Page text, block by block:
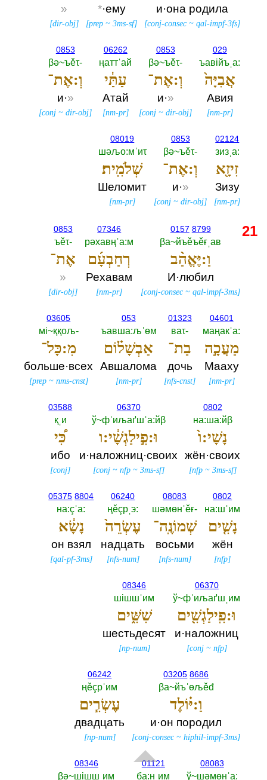
и·она родила
[conj-consec ~qal-impf-3fs]
*·ему
[prep ~3ms-sf]
»
[dir-obj]
029
ъавiйъˌа:‎
אֲבִיָּה֙
Авия
[nm-pr]
0853
βә~ъěτ-‎
וְ:אֶת־
и·»
[conj ~dir-obj]
06262
ңаттˈай
עַתַּ֔י
Атай
[nm-pr]
0853
βә~ъěτ-‎
וְ:אֶת־
и·»
[conj ~dir-obj]
02124
зизˌа:‎
זִיזָ֖א
Зизу
[nm-pr]
0853
βә~ъěτ-‎
וְ:אֶת־
и·»
[conj ~dir-obj]
08019
шәљо:мˈиτ
שְׁלֹמִֽית׃
Шеломит
[nm-pr]
0157 8799
βа~йъěъěғˌав
וַ:יֶּאֱהַ֨ב
И·любил
[conj-consec ~qal-impf-3ms]
07346
рәхавңˈа:м
רְחַבְעָ֜ם
Рехавам
[nm-pr]
0853
ъěτ-‎
אֶת־
»
[dir-obj]
04601
маңакˈа:‎
מַעֲכָ֣ה
Мааху
[nm-pr]
01323
ваτ-‎
בַת־
дочь
[nfs-cnst]
053
ъавша:љˈөм
אַבְשָׁל֗וֹם
Авшалома
[nm-pr]
03605
мi~ққољ-‎
מִ:כָּל־
больше·всех
[prep~ nms-cnst]
0802
на:ша:йβ
נָשָׁי:ו֙
жён·своих
[nfp~ 3ms-sf]
06370
ў~фˈиљаґшˈа:йβ
וּ:פִ֣ילַגְשָׁ֔י:ו
и·наложниц·своих
[conj~ nfp~ 3ms-sf]
03588
қˌи
כִּ֠י
ибо
[conj]
0802
на:шˈим
נָשִׁ֤ים
жён
[nfp]
08083
шәмөнˈěғ-‎
שְׁמוֹנֶֽה־
восьми
[nfs-num]
06240
ңěçрˌэ:‎
עֶשְׂרֵה֙
надцать
[nfs-num]
05375 8804
на:çˈа:‎
נָשָׂ֔א
он взял
[qal-pf-3ms]
06370
ў~фˈиљаґшˌим
וּ:פִֽילַגְשִׁ֖ים
и·наложниц
[conj~ nfp]
08346
шiшшˈим
שִׁשִּׁ֑ים
шестьдесят
[np-num]
03205 8686
βа~йъˈөљěđ
וַ:יּ֗וֹלֶד
и·он породил
[conj-consec ~hiphil-impf-3ms]
06242
ңěçрˈим
עֶשְׂרִ֧ים
двадцать
[np-num]
08083
ў~шәмөнˈа:‎
01121
ба:нˌим
08346
βә~шiшшˌим
21